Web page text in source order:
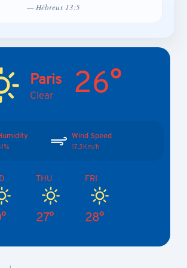
— Hébreux 13:5
Paris
Clear 26°
Wind Speed
17.3Km/h
THU
27°
FRI
28°